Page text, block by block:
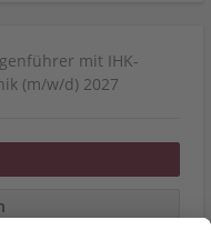
mit IHK-
(m/w/d) 2027